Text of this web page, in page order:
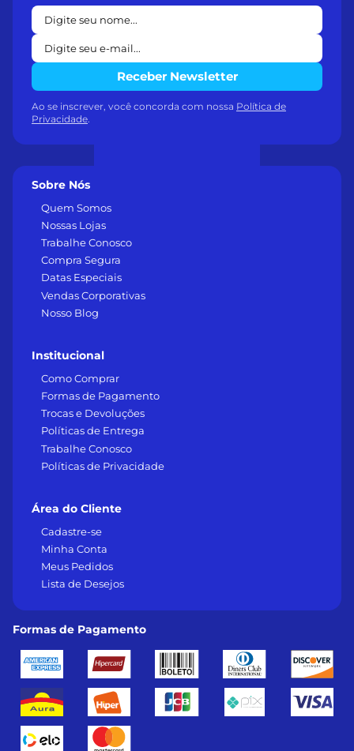
Sobre Nós
Quem Somos
Nossas Lojas
Trabalhe Conosco
Compra Segura
Datas Especiais
Vendas Corporativas
Nosso Blog
Institucional
Como Comprar
Formas de Pagamento
Trocas e Devoluções
Políticas de Entrega
Trabalhe Conosco
Políticas de Privacidade
Área do Cliente
Cadastre-se
Minha Conta
Meus Pedidos
Lista de Desejos
Receber Newsletter
Ao se inscrever, você concorda com nossa Política de
Privacidade
Formas de Pagamento